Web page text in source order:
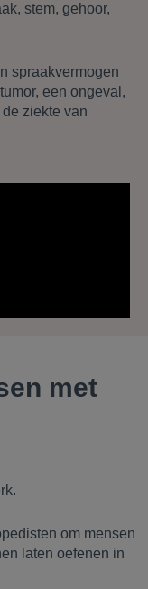
stem, gehoor,
spraakvermogen
een ongeval,
ziekte van
met
om mensen
laten oefenen in